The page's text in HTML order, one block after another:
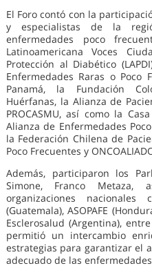
El Foro contó con la
y especialistas de la
enfermedades poco
Latinoamericana Voces
Protección al Diabético
Enfermedades Raras o Poco
Panamá, la Fundación
Huérfanas, la Alianza de
PROCASMU, así como la
Alianza de Enfermedades
la Federación Chilena de
Poco Frecuentes y
Además, participaron los
Simone, Franco Metaza,
organizaciones
(Guatemala), ASOPAFE
Esclerosalud (Argentina),
permitió un intercambio
estrategias para garantizar el
adecuado de las